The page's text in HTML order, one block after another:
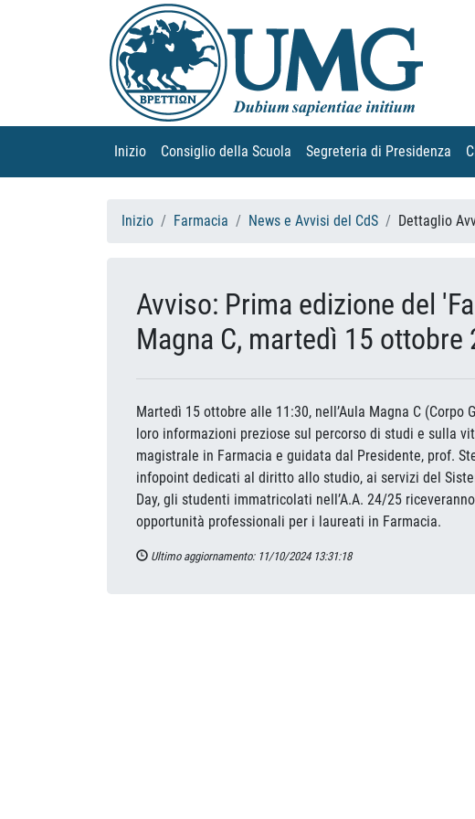
Inizio (current)
Consiglio della Scuola (current)
Segreteria di Presidenza
Inizio Farmacia News e Avvisi del CdS Dettaglio
Avviso: Prima edizione del
Magna C, martedì 15 ottobre
Martedì 15 ottobre alle 11:30, nell’Aula Magna C
loro informazioni preziose sul percorso di studi e sulla
magistrale in Farmacia e guidata dal Presidente, prof.
infopoint dedicati al diritto allo studio, ai servizi del
Day, gli studenti immatricolati nell’A.A. 24/25
opportunità professionali per i laureati in Farmacia.
Ultimo aggiornamento: 11/10/2024 13:31:18